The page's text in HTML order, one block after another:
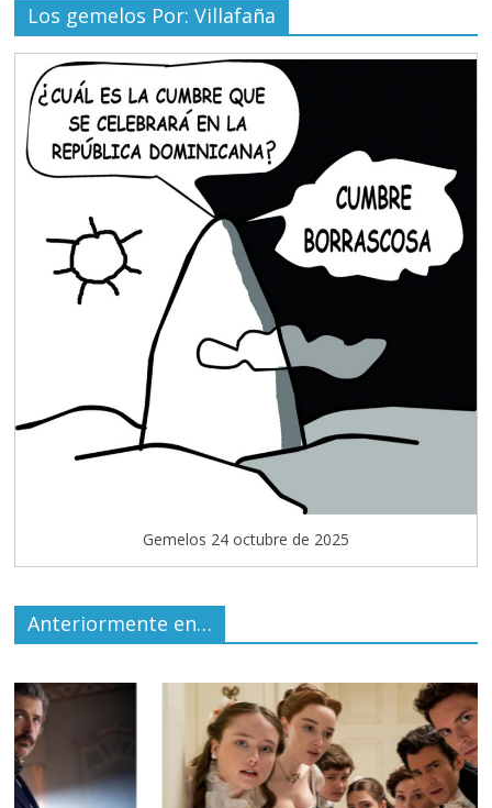
Los gemelos Por: Villafaña
Gemelos 24 octubre de 2025
Anteriormente en…